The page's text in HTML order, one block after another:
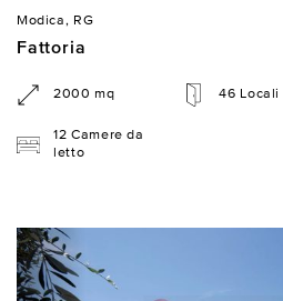
Modica, RG
Fattoria
2000 mq 46 Locali
12 Camere da
letto